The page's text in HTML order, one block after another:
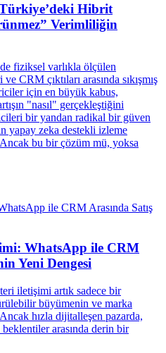
Hibrit
Verimliliğin
fiziksel varlıkla ölçülen
CRM çıktıları arasında sıkışmış
için en büyük kabus,
"nasıl" gerçekleştiğini
bir yandan radikal bir güven
yapay zeka destekli izleme
Ancak bu bir çözüm mü, yoksa
WhatsApp ile CRM
Yeni Dengesi
iletişimi artık sadece bir
büyümenin ve marka
hızla dijitalleşen pazarda,
arasında derin bir